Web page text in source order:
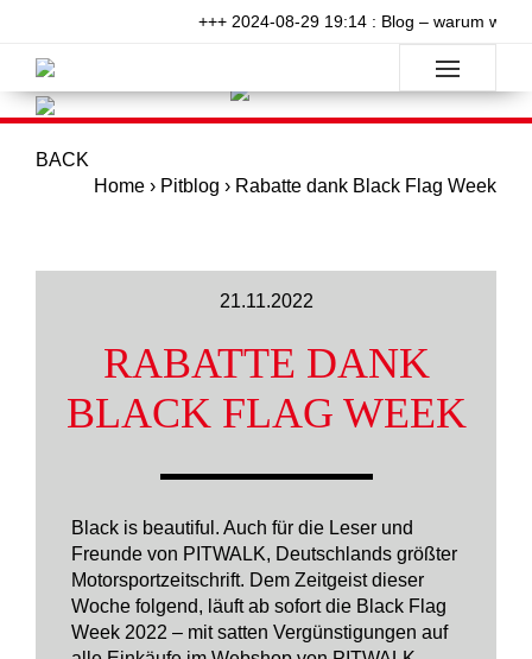
+++ 2024-08-29 19:14 : Blog – warum will
BACK
Home › Pitblog › Rabatte dank Black Flag Week
21.11.2022
RABATTE DANK
BLACK FLAG WEEK
Black is beautiful. Auch für die Leser und
Freunde von PITWALK, Deutschlands größter
Motorsportzeitschrift. Dem Zeitgeist dieser
Woche folgend, läuft ab sofort die Black Flag
Week 2022 – mit satten Vergünstigungen auf